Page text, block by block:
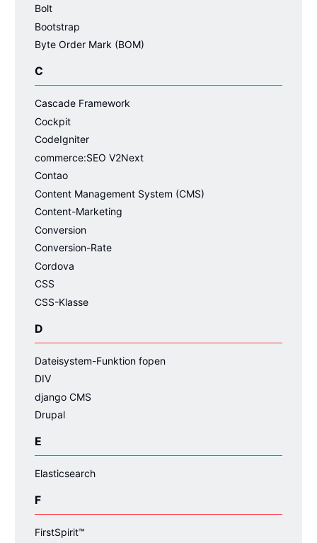
Bolt
Bootstrap
Byte Order Mark (BOM)
C
Cascade Framework
Cockpit
CodeIgniter
commerce:SEO V2Next
Contao
Content Management System (CMS)
Content-Marketing
Conversion
Conversion-Rate
Cordova
CSS
CSS-Klasse
D
Dateisystem-Funktion fopen
DIV
django CMS
Drupal
E
Elasticsearch
F
FirstSpirit™